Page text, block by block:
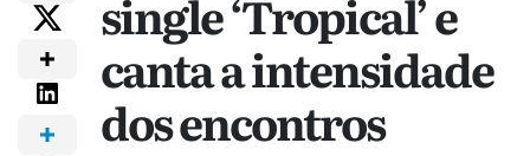
single ‘Tropical’ e
canta a intensidade
dos encontros